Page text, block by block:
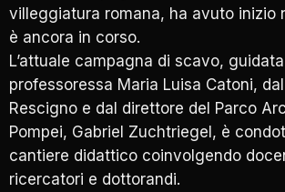
villeggiatura romana, ha avuto inizio
è ancora in corso.
L’attuale campagna di scavo,
professoressa Maria Luisa Catoni,
Rescigno e dal direttore del Parco
Pompei, Gabriel Zuchtriegel, è
cantiere didattico coinvolgendo
ricercatori e dottorandi.